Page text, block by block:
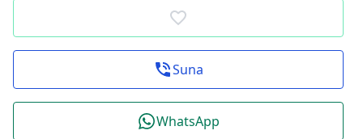
Suna
WhatsApp